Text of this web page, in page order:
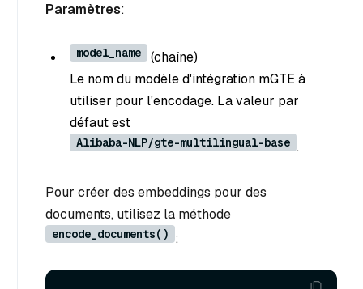
Paramètres:
model_name (chaîne)
Le nom du modèle d'intégration mGTE à
utiliser pour l'encodage. La valeur par
défaut est
Alibaba-NLP/gte-multilingual-base .
Pour créer des embeddings pour des
documents, utilisez la méthode
encode_documents() :